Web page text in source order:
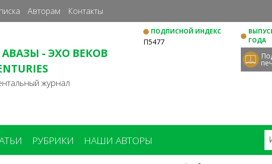
к
основному
Авторам Контакты
- ЭХО ВЕКОВ
журнал
ПОДПИСНОЙ ИНДЕКС
П5477
ГОДА
РУБРИКИ НАШИ АВТОРЫ